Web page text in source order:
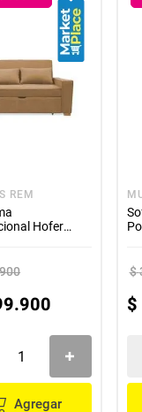
REM
Hofer
900
.900
Agregar
$
$